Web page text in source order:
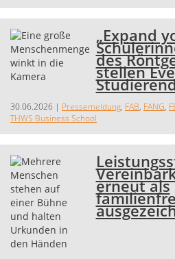
„Expand
des
stellen
30.06.2026 | Pressemeldung, FAB, FANG,
THWS Business School
erneut als